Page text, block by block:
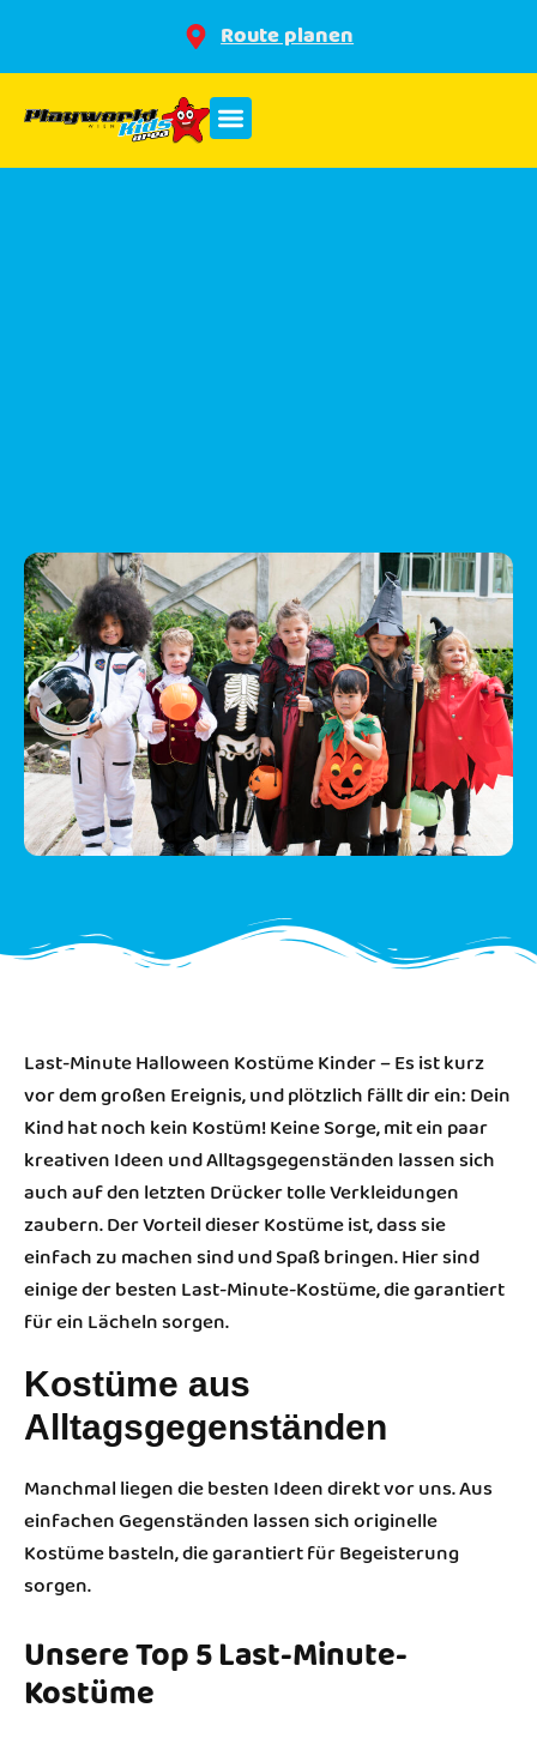
Route planen
Last-Minute Halloween Kostüme Kinder – Es ist kurz
vor dem großen Ereignis, und plötzlich fällt dir ein: Dein
Kind hat noch kein Kostüm! Keine Sorge, mit ein paar
kreativen Ideen und Alltagsgegenständen lassen sich
auch auf den letzten Drücker tolle Verkleidungen
zaubern. Der Vorteil dieser Kostüme ist, dass sie
einfach zu machen sind und Spaß bringen. Hier sind
einige der besten Last-Minute-Kostüme, die garantiert
für ein Lächeln sorgen.
Kostüme aus
Alltagsgegenständen
Manchmal liegen die besten Ideen direkt vor uns. Aus
einfachen Gegenständen lassen sich originelle
Kostüme basteln, die garantiert für Begeisterung
sorgen.
Unsere Top 5 Last-Minute-
Kostüme